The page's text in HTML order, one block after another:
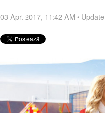
03 Apr. 2017, 11:42 AM • Update